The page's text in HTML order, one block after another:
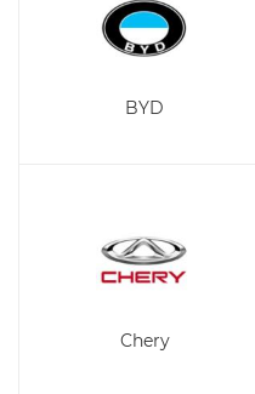
BYD
Chery